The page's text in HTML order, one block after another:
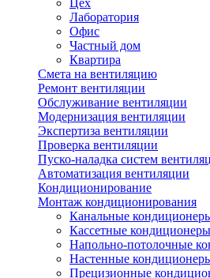
Цех
Лаборатория
Офис
Частный дом
Квартира
Смета на вентиляцию
Ремонт вентиляции
Обслуживание вентиляции
Модернизация вентиляции
Экспертиза вентиляции
Проверка вентиляции
Пуско-наладка систем
Автоматизация вентиляции
Кондиционирование
Монтаж кондиционирования
Канальные
Кассетные кондиционеры
Напольно-потолочные
Настенные
Прецизионные